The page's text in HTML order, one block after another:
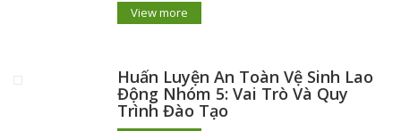
View more
Huấn Luyện An Toàn Vệ Sinh Lao
Động Nhóm 5: Vai Trò Và Quy
Trình Đào Tạo